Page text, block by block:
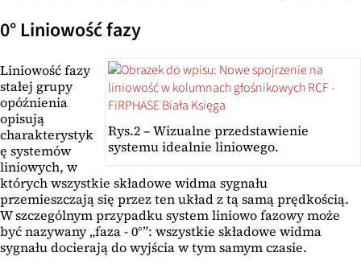
0° Liniowość fazy
Rys.2 – Wizualne przedstawienie
systemu idealnie liniowego.
Liniowość fazy
stałej grupy
opóźnienia
opisują
charakterystyk
ę systemów
liniowych, w
których wszystkie składowe widma sygnału
przemieszczają się przez ten układ z tą samą prędkością.
W szczególnym przypadku system liniowo fazowy może
być nazywany „faza - 0°”: wszystkie składowe widma
sygnału docierają do wyjścia w tym samym czasie.